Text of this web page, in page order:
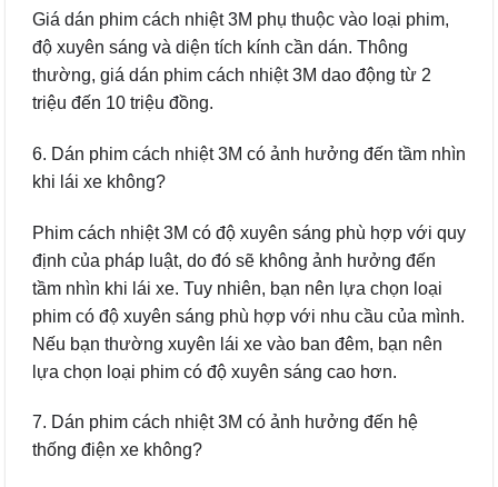
Giá dán phim cách nhiệt 3M phụ thuộc vào loại phim,
độ xuyên sáng và diện tích kính cần dán. Thông
thường, giá dán phim cách nhiệt 3M dao động từ 2
triệu đến 10 triệu đồng.
6. Dán phim cách nhiệt 3M có ảnh hưởng đến tầm nhìn
khi lái xe không?
Phim cách nhiệt 3M có độ xuyên sáng phù hợp với quy
định của pháp luật, do đó sẽ không ảnh hưởng đến
tầm nhìn khi lái xe. Tuy nhiên, bạn nên lựa chọn loại
phim có độ xuyên sáng phù hợp với nhu cầu của mình.
Nếu bạn thường xuyên lái xe vào ban đêm, bạn nên
lựa chọn loại phim có độ xuyên sáng cao hơn.
7. Dán phim cách nhiệt 3M có ảnh hưởng đến hệ
thống điện xe không?